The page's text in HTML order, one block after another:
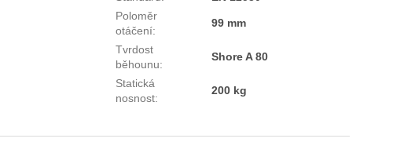
Poloměr
otáčení:
99 mm
Tvrdost
běhounu:
Shore A 80
Statická
nosnost:
200 kg